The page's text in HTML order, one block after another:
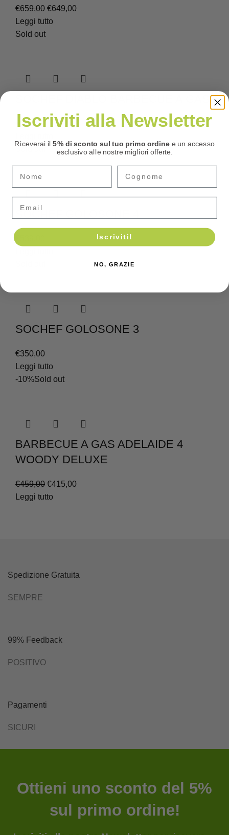
€659,00 Il
prezzo
€649,00Il
Leggi tutto
Sold out
215,00
Sold out
SOCHEF GOLOSONE 4
SOCHEF GOLOSONE 3
€350,00
Leggi tutto
-10%Sold out
BARBECUE A GAS ADELAIDE 4
WOODY DELUXE
€459,00 Il
prezzo
€415,00Il
Leggi tutto
Spedizione Gratuita
SEMPRE
99% Feedback
POSITIVO
Pagamenti
SICURI
Ottieni uno sconto del 5%
sul primo ordine!
Iscriviti alla Newsletter
Riceverai il5% di sconto sul tuo primo ordine e un accesso
esclusivo alle nostre migliori offerte.
Email
Iscriviti!
NO, GRAZIE